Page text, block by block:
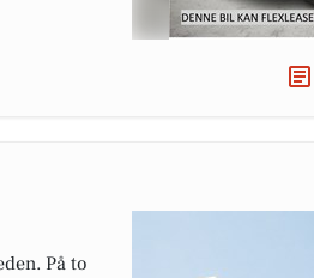
På to